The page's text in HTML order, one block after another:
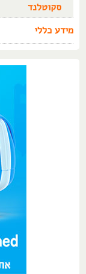
סקוטלנד
מידע כללי